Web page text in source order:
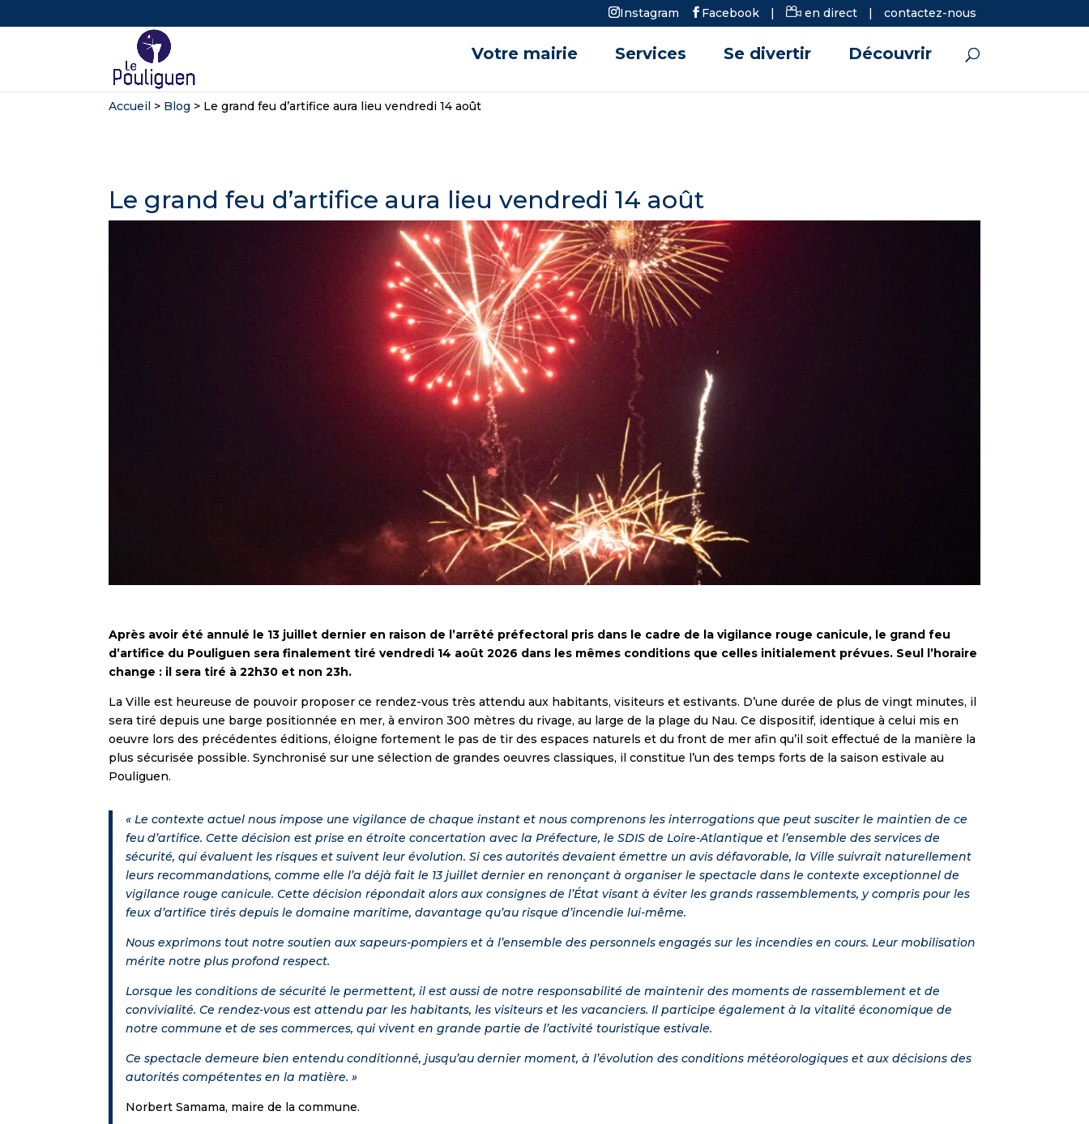
Instagram Facebook | en direct | contactez-nous
Votre mairie Services Se divertir Découvrir
Accueil > Blog > Le grand feu d’artifice aura lieu vendredi 14 août
Le grand feu d’artifice aura lieu vendredi 14 août
Après avoir été annulé le 13 juillet dernier en raison de l’arrêté préfectoral pris dans le cadre de la vigilance rouge canicule, le grand feu
d’artifice du Pouliguen sera finalement tiré vendredi 14 août 2026 dans les mêmes conditions que celles initialement prévues. Seul l’horaire
change : il sera tiré à 22h30 et non 23h.
La Ville est heureuse de pouvoir proposer ce rendez-vous très attendu aux habitants, visiteurs et estivants. D’une durée de plus de vingt minutes, il
sera tiré depuis une barge positionnée en mer, à environ 300 mètres du rivage, au large de la plage du Nau. Ce dispositif, identique à celui mis en
oeuvre lors des précédentes éditions, éloigne fortement le pas de tir des espaces naturels et du front de mer afin qu’il soit effectué de la manière la
plus sécurisée possible. Synchronisé sur une sélection de grandes oeuvres classiques, il constitue l’un des temps forts de la saison estivale au
Pouliguen.
« Le contexte actuel nous impose une vigilance de chaque instant et nous comprenons les interrogations que peut susciter le maintien de ce
feu d’artifice. Cette décision est prise en étroite concertation avec la Préfecture, le SDIS de Loire-Atlantique et l’ensemble des services de
sécurité, qui évaluent les risques et suivent leur évolution. Si ces autorités devaient émettre un avis défavorable, la Ville suivrait naturellement
leurs recommandations, comme elle l’a déjà fait le 13 juillet dernier en renonçant à organiser le spectacle dans le contexte exceptionnel de
vigilance rouge canicule. Cette décision répondait alors aux consignes de l’État visant à éviter les grands rassemblements, y compris pour les
feux d’artifice tirés depuis le domaine maritime, davantage qu’au risque d’incendie lui-même.
Nous exprimons tout notre soutien aux sapeurs-pompiers et à l’ensemble des personnels engagés sur les incendies en cours. Leur mobilisation
mérite notre plus profond respect.
Lorsque les conditions de sécurité le permettent, il est aussi de notre responsabilité de maintenir des moments de rassemblement et de
convivialité. Ce rendez-vous est attendu par les habitants, les visiteurs et les vacanciers. Il participe également à la vitalité économique de
notre commune et de ses commerces, qui vivent en grande partie de l’activité touristique estivale.
Ce spectacle demeure bien entendu conditionné, jusqu’au dernier moment, à l’évolution des conditions météorologiques et aux décisions des
autorités compétentes en la matière. »
Norbert Samama, maire de la commune.